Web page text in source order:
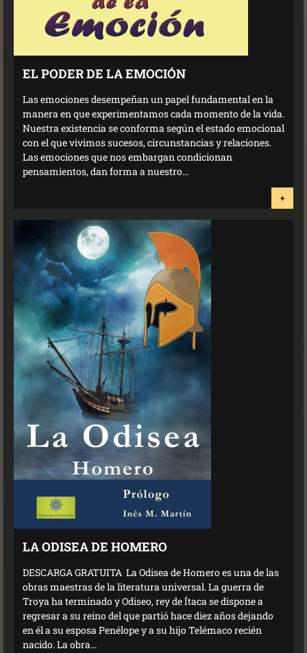
EL PODER DE LA EMOCIÓN
Las emociones desempeñan un papel fundamental en la
manera en que experimentamos cada momento de la vida.
Nuestra existencia se conforma según el estado emocional
con el que vivimos sucesos, circunstancias y relaciones.
Las emociones que nos embargan condicionan
pensamientos, dan forma a nuestro...
+
LA ODISEA DE HOMERO
DESCARGA GRATUITA La Odisea de Homero es una de las
obras maestras de la literatura universal. La guerra de
Troya ha terminado y Odiseo, rey de Ítaca se dispone a
regresar a su reino del que partió hace diez años dejando
en él a su esposa Penélope y a su hijo Telémaco recién
nacido. La obra...